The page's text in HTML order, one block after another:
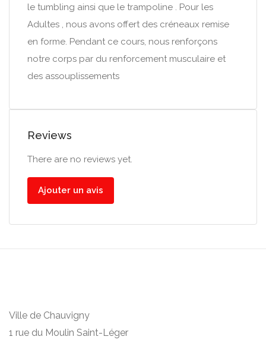
le tumbling ainsi que le trampoline . Pour les
Adultes , nous avons offert des créneaux remise
en forme. Pendant ce cours, nous renforçons
notre corps par du renforcement musculaire et
des assouplissements
Reviews
There are no reviews yet.
Ajouter un avis
Ville de Chauvigny
1 rue du Moulin Saint-Léger